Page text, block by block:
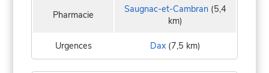
Pharmacie Saugnac-et-Cambran (5,4
km)
Urgences Dax (7,5 km)